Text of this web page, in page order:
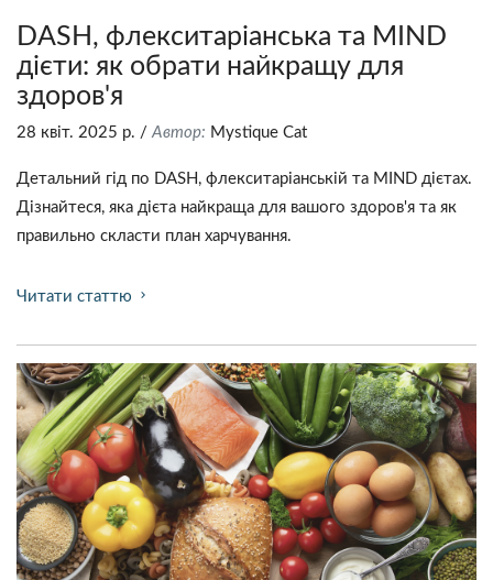
DASH, флекситаріанська та MIND
дієти: як обрати найкращу для
здоров'я
28 квіт. 2025 р. / Автор: Mystique Сat
Детальний гід по DASH, флекситаріанській та MIND дієтах.
Дізнайтеся, яка дієта найкраща для вашого здоров'я та як
правильно скласти план харчування.
Читати статтю chevron_right